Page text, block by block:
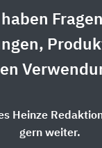
Heinze
gern weiter.